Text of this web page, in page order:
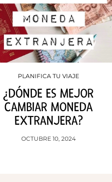
PLANIFICA TU VIAJE
¿DÓNDE ES MEJOR
CAMBIAR MONEDA
EXTRANJERA?
OCTUBRE 10, 2024